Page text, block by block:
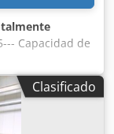
Capacidad de
+ Crjdpfx
0,1 / 0,14 / 0,2 /
x 670 mm---
Clasificado